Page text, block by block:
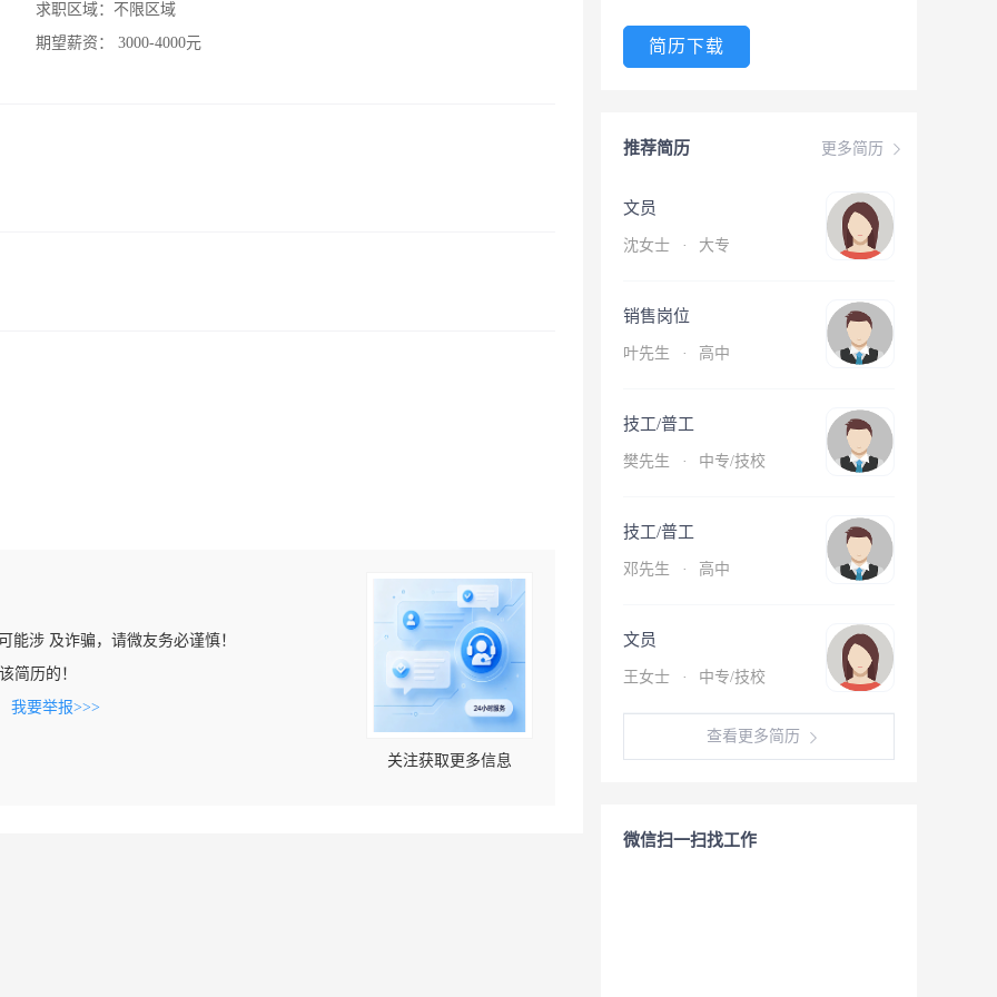
求职区域： 不限区域
期望薪资：
3000-4000元
能涉 及诈骗，请微友务必谨慎！
简历的！
我要举报>>>
关注获取更多信息
简历下载
更多简历
推荐简历
文员
沈女士 · 大专
销售岗位
叶先生 · 高中
技工/普工
樊先生 · 中专/技校
技工/普工
邓先生 · 高中
文员
王女士 · 中专/技校
查看更多简历
微信扫一扫找工作